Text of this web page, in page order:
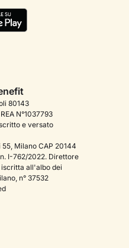
mentale
80143
N°1037793
e versato
Milano CAP 20144
I-762/2022. Direttore
all'albo dei
n° 37532